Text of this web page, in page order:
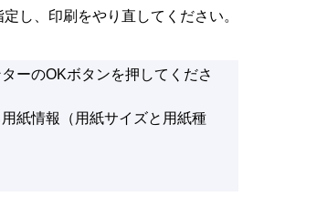
し、印刷をやり直してください。
ーのOKボタンを押してくださ
紙情報（用紙サイズと用紙種